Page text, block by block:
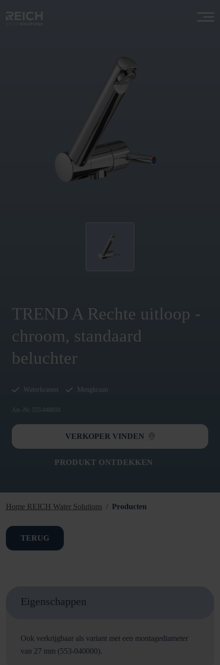
TREND A Rechte uitloop -
chroom, standaard
beluchter
Waterkranen Mengkraan
Art.-Nr. 553-040010
VERKOPER VINDEN
PRODUKT ONTDEKKEN
Home REICH Water Solutions Producten
TERUG
Eigenschappen
Ook verkrijgbaar als variant met een montagediameter
van 27 mm (553-040000).